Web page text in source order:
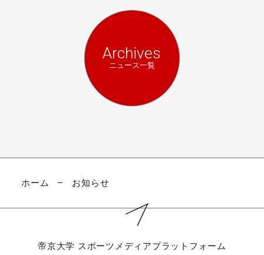
Archives
ニュース一覧
ホーム お知らせ
帝京大学 スポーツメディアプラットフォーム